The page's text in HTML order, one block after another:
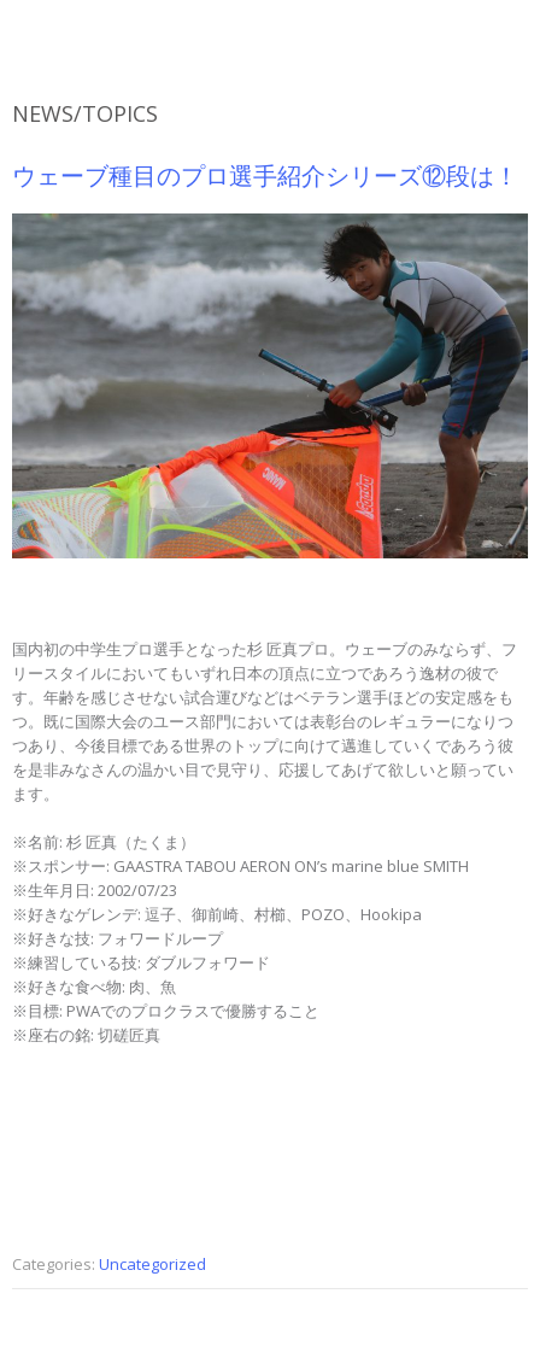
NEWS/TOPICS
ウェーブ種目のプロ選手紹介シリーズ⑫段は！
国内初の中学生プロ選手となった杉 匠真プロ。ウェーブのみならず、フ
リースタイルにおいてもいずれ日本の頂点に立つであろう逸材の彼で
す。年齢を感じさせない試合運びなどはベテラン選手ほどの安定感をも
つ。既に国際大会のユース部門においては表彰台のレギュラーになりつ
つあり、今後目標である世界のトップに向けて邁進していくであろう彼
を是非みなさんの温かい目で見守り、応援してあげて欲しいと願ってい
ます。
※名前: 杉 匠真（たくま）
※スポンサー: GAASTRA TABOU AERON ON’s marine blue SMITH
※生年月日: 2002/07/23
※好きなゲレンデ: 逗子、御前崎、村櫛、POZO、Hookipa
※好きな技: フォワードループ
※練習している技: ダブルフォワード
※好きな食べ物: 肉、魚
※目標: PWAでのプロクラスで優勝すること
※座右の銘: 切磋匠真
Categories: Uncategorized